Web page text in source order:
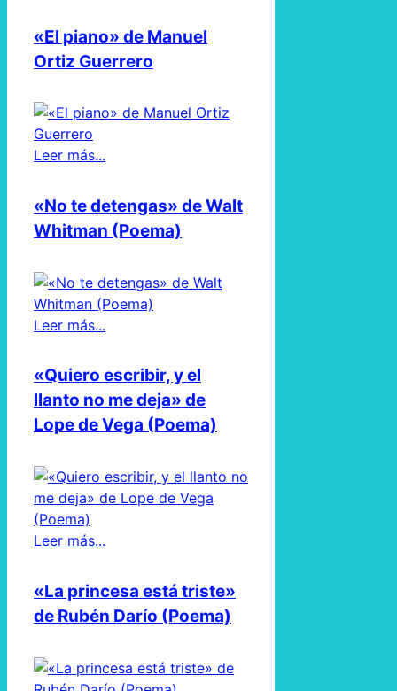
«El piano» de Manuel
Ortiz Guerrero
Leer más...
«No te detengas» de Walt
Whitman (Poema)
Leer más...
«Quiero escribir, y el
llanto no me deja» de
Lope de Vega (Poema)
Leer más...
«La princesa está triste»
de Rubén Darío (Poema)